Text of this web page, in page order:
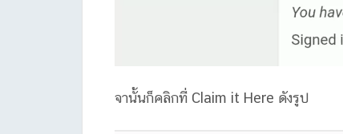
จานั้นก็คลิกที่ Claim it Here ดังรูป